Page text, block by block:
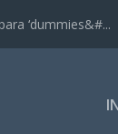
‘dummies&#...